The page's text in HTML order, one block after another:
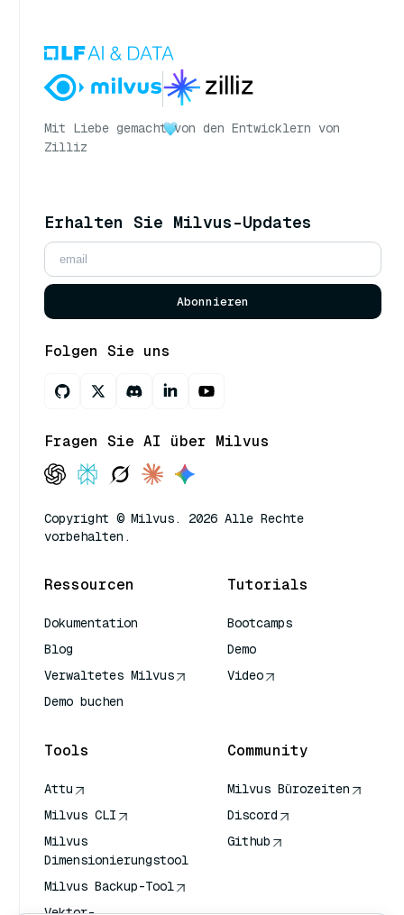
Mit Liebe gemacht von den Entwicklern von
Zilliz
Erhalten Sie Milvus-Updates
Abonnieren
Folgen Sie uns
Fragen Sie AI über Milvus
Copyright © Milvus. 2026 Alle Rechte
vorbehalten.
Ressourcen
Dokumentation
Blog
Verwaltetes Milvus
Demo buchen
Tutorials
Bootcamps
Demo
Video
Tools
Attu
Milvus CLI
Milvus
Dimensionierungstool
Milvus Backup-Tool
Community
Milvus Bürozeiten
Discord
Github